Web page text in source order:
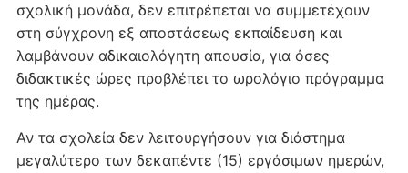
σχολική μονάδα, δεν επιτρέπεται να συμμετέχουν
στη σύγχρονη εξ αποστάσεως εκπαίδευση και
λαμβάνουν αδικαιολόγητη απουσία, για όσες
διδακτικές ώρες προβλέπει το ωρολόγιο πρόγραμμα
της ημέρας.
Αν τα σχολεία δεν λειτουργήσουν για διάστημα
μεγαλύτερο των δεκαπέντε (15) εργάσιμων ημερών,